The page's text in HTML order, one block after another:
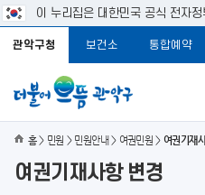
이 누리집은 대한민국 공식 전자
관악구청 보건소 통합예약
홈 민원 민원안내 여권민원 여권기재
여권기재사항 변경